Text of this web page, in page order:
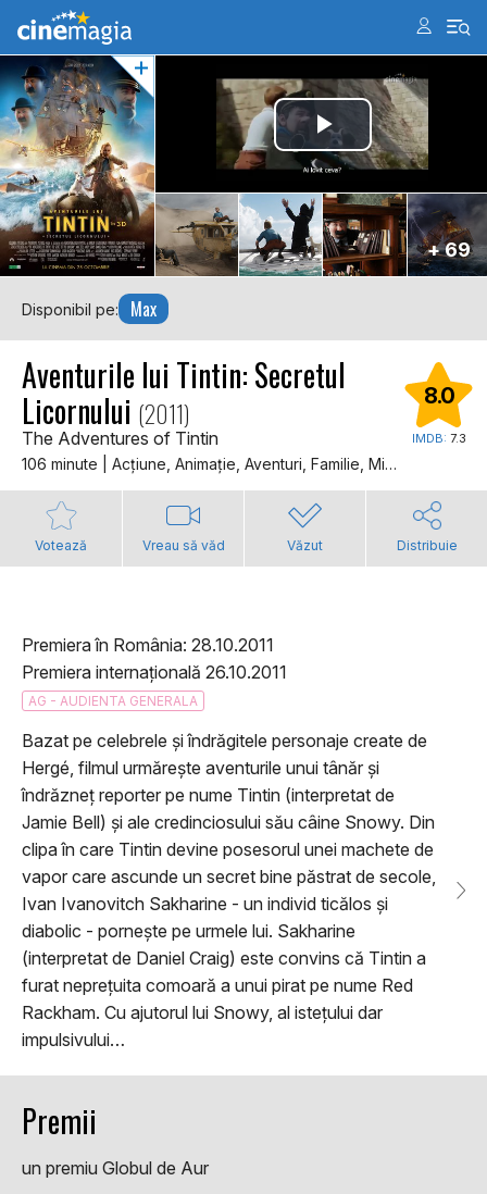
+ 69
Disponibil pe: Max
Aventurile lui Tintin: Secretul
Licornului (2011)
The Adventures of Tintin
106 minute | Acţiune, Animaţie, Aventuri, Familie, Mister
8.0
IMDB: 7.3
Votează Vreau să văd Văzut Distribuie
Premiera în România: 28.10.2011
Premiera internațională 26.10.2011
AG - AUDIENTA GENERALA
Bazat pe celebrele și îndrăgitele personaje create de
Hergé, filmul urmărește aventurile unui tânăr și
îndrăzneț reporter pe nume Tintin (interpretat de
Jamie Bell) și ale credinciosului său câine Snowy. Din
clipa în care Tintin devine posesorul unei machete de
vapor care ascunde un secret bine păstrat de secole,
Ivan Ivanovitch Sakharine - un individ ticălos și
diabolic - pornește pe urmele lui. Sakharine
(interpretat de Daniel Craig) este convins că Tintin a
furat neprețuita comoară a unui pirat pe nume Red
Rackham. Cu ajutorul lui Snowy, al istețului dar
impulsivului…
Premii
un premiu Globul de Aur